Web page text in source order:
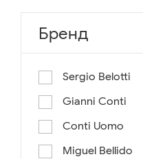
длина 135
Бренд
Sergio Belotti
Gianni Conti
Conti Uomo
Miguel Bellido